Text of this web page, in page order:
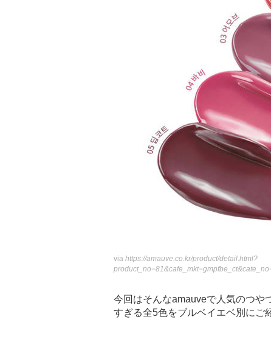
via https://amauve.co.kr/product/detail.html?
今回はそんなamauveで人気のつや
すぎる全5色をブルベイエベ別にご